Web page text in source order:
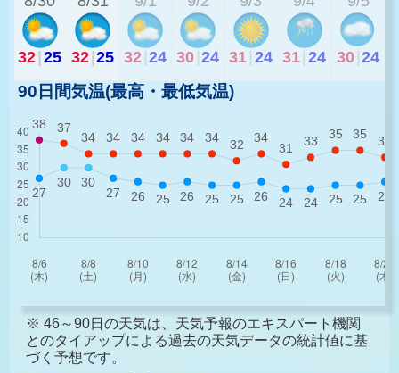
32|25 32|25 32 24 30 24 31 24 31 24 30 24
90日間気温(最高・最低気温)
※ 46～90日の天気は、天気予報のエキスパート機関
とのタイアップによる過去の天気データの統計値に基
づく予想です。